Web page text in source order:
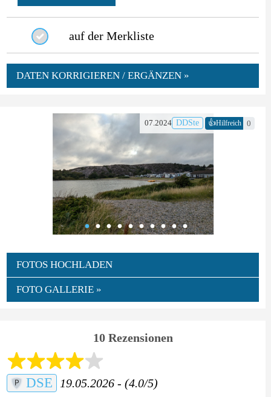
auf der Merkliste
DATEN KORRIGIEREN / ERGÄNZEN »
07.2024 DDSte 👍Hilfreich 0
FOTOS HOCHLADEN
FOTO GALLERIE »
10 Rezensionen
DSE
19.05.2026 - (4.0/5)